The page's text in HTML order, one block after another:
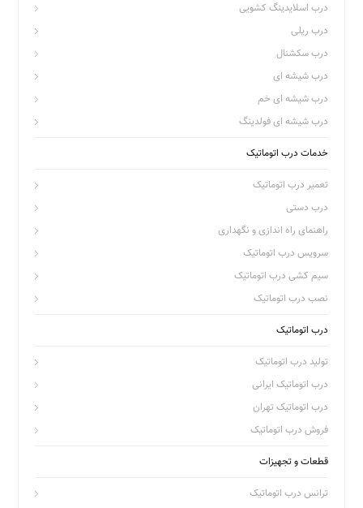
درب اسلایدینگ کشویی
درب ریلی
درب سکشنال
درب شیشه ای
درب شیشه ای خم
درب شیشه ای فولدینگ
خدمات درب اتوماتیک
تعمیر درب اتوماتیک
درب دستی
راهنمای راه اندازی و نگهداری
سرویس درب اتوماتیک
سیم کشی درب اتوماتیک
نصب درب اتوماتیک
درب اتوماتیک
تولید درب اتوماتیک
درب اتوماتیک ایرانی
درب اتوماتیک تهران
فروش درب اتوماتیک
قطعات و تجهیزات
ترانس درب اتوماتیک